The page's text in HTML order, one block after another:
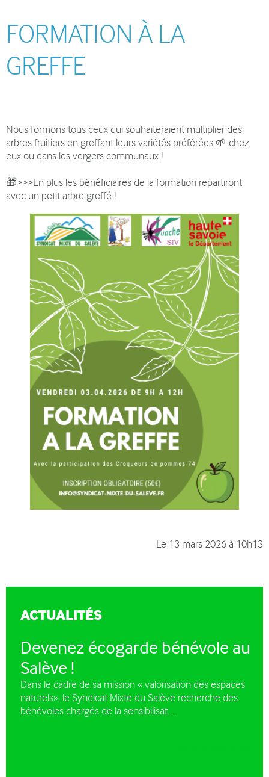
FORMATION À LA
GREFFE
Nous formons tous ceux qui souhaiteraient multiplier des
arbres fruitiers en greffant leurs variétés préférées 🌱 chez
eux ou dans les vergers communaux !
🎁>>>En plus les bénéficiaires de la formation repartiront
avec un petit arbre greffé !
Le 13 mars 2026 à 10h13
ACTUALITÉS
Devenez écogarde bénévole au
Salève !
Dans le cadre de sa mission « valorisation des espaces
naturels», le Syndicat Mixte du Salève recherche des
bénévoles chargés de la sensibilisat....